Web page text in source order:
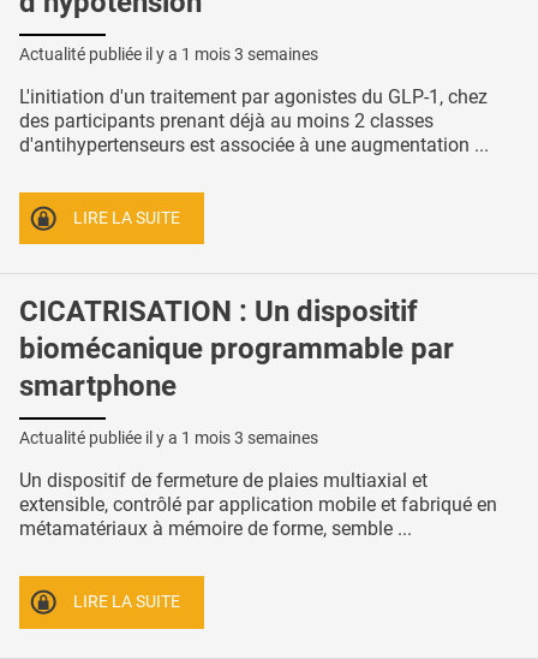
Actualité publiée il y a 1 mois 3 semaines
L'initiation d'un traitement par agonistes du GLP-1, chez
des participants prenant déjà au moins 2 classes
d'antihypertenseurs est associée à une augmentation ...
LIRE LA SUITE
CICATRISATION : Un dispositif
biomécanique programmable par
smartphone
Actualité publiée il y a 1 mois 3 semaines
Un dispositif de fermeture de plaies multiaxial et
extensible, contrôlé par application mobile et fabriqué en
métamatériaux à mémoire de forme, semble ...
LIRE LA SUITE